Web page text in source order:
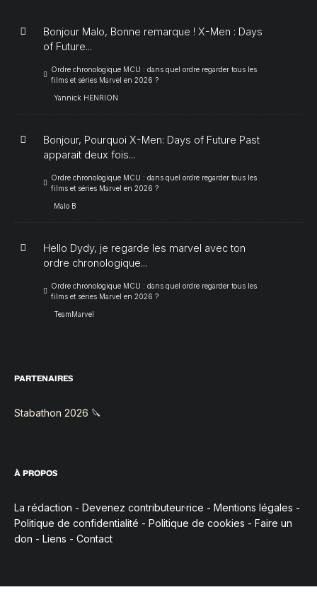
Bonjour Malo, Bonne remarque ! X-Men : Days
of Future...
Ordre chronologique MCU : dans quel ordre regarder tous les
films et séries Marvel en 2026 ?
Yannick HENRION
Bonjour, Pourquoi X-Men: Days of Future Past
apparait deux fois...
Ordre chronologique MCU : dans quel ordre regarder tous les
films et séries Marvel en 2026 ?
Malo B
Hello Dydy, je regarde les marvel avec ton
ordre chronologique...
Ordre chronologique MCU : dans quel ordre regarder tous les
films et séries Marvel en 2026 ?
TeamMarvel
PARTENAIRES
Stabathon 2026 🔪
À PROPOS
La rédaction - Devenez contributeur·rice - Mentions légales -
Politique de confidentialité - Politique de cookies - Faire un
don - Liens - Contact